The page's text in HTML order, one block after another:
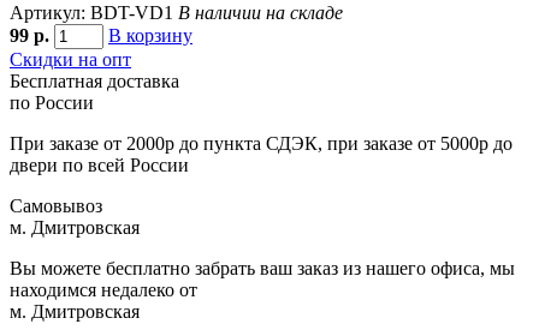
Артикул: BDT-VD1 В наличии на складе
99 р.
В корзину
Скидки на опт
Бесплатная доставка
по России
При заказе от 2000р до пункта СДЭК, при заказе от 5000р до
двери по всей России
Самовывоз
м. Дмитровская
Вы можете бесплатно забрать ваш заказ из нашего офиса, мы
находимся недалеко от
м. Дмитровская